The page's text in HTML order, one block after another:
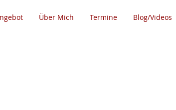
Über Mich Termine Blog/Videos